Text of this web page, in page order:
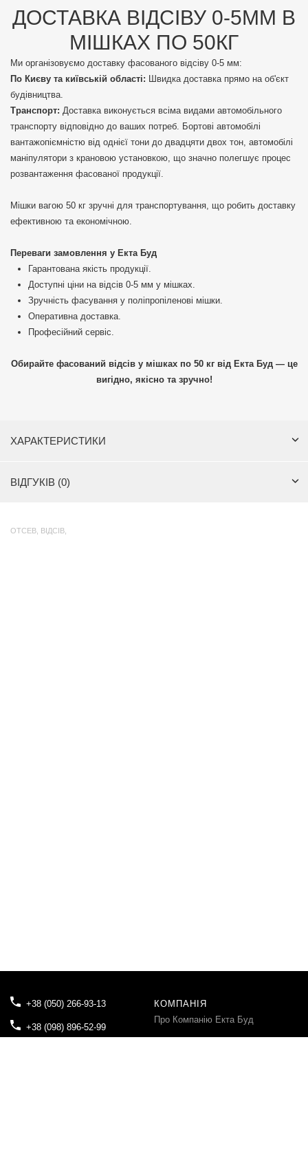
ДОСТАВКА ВІДСІВУ 0-5ММ В
МІШКАХ ПО 50КГ
Ми організовуємо доставку фасованого відсіву 0-5 мм:
По Києву та київській області: Швидка доставка прямо на об'єкт
будівництва.
Транспорт: Доставка виконується всіма видами автомобільного
транспорту відповідно до ваших потреб. Бортові автомобілі
вантажопіємністю від однієї тони до двадцяти двох тон, автомобілі
маніпулятори з крановою установкою, що значно полегшує процес
розвантаження фасованої продукції.
Мішки вагою 50 кг зручні для транспортування, що робить доставку
ефективною та економічною.
Переваги замовлення у Екта Буд
Гарантована якість продукції.
Доступні ціни на відсів 0-5 мм у мішках.
Зручність фасування у поліпропіленові мішки.
Оперативна доставка.
Професійний сервіс.
Обирайте фасований відсів у мішках по 50 кг від Екта Буд — це
вигідно, якісно та зручно!
ХАРАКТЕРИСТИКИ
ВІДГУКІВ (0)
ОТСЕВ ВІДСІВ
+38 (050) 266-93-13
+38 (098) 896-52-99
КОМПАНІЯ
Про Компанію Екта Буд